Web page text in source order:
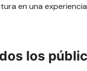
en una
los